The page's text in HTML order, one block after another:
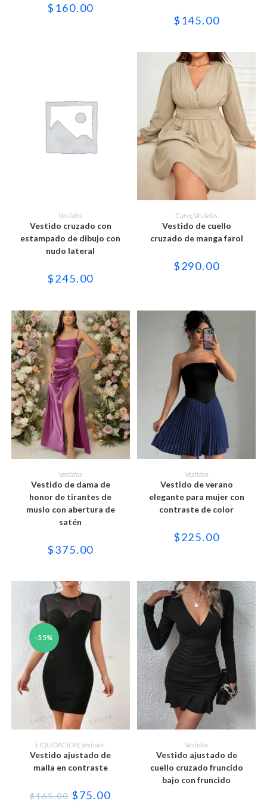
se
pueden
$ 160.00
elegir
de
producto
$ 145.00
SELECCIONAR OPCIONES
producto
tiene
múltiples
variantes.
opciones
elegir
de
producto
Vestidos
Vestido cruzado con
estampado de dibujo con
nudo lateral
$245.00
SELECCIONAR OPCIONES
Este
producto
tiene
múltiples
variantes.
se
pueden
de
producto
Curvy, Vestidos
Vestido de cuello
cruzado de manga farol
$290.00
SELECCIONAR OPCIONES
Este
producto
tiene
múltiples
variantes.
opciones
se
en
la
producto
Vestidos
Vestido de dama de
honor de tirantes de
muslo con abertura de
satén
$375.00
SELECCIONAR OPCIONES
Este
producto
tiene
múltiples
variantes.
opciones
elegir
producto
Vestidos
Vestido de verano
elegante para mujer con
contraste de color
$225.00
-55%
SELECCIONAR OPCIONES
Este
producto
tiene
múltiples
variantes.
se
LIQUIDACION Vestidos
Vestido ajustado de
malla en contraste
$165.00 El
$75.00
SELECCIONAR OPCIONES
Este
producto
tiene
múltiples
variantes.
opciones
Vestidos
Vestido ajustado de
cuello cruzado fruncido
bajo con fruncido